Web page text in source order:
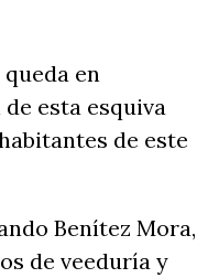
en
esta esquiva
de este
Benítez Mora,
de veeduría y